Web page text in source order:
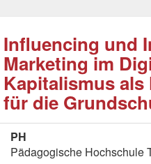
Influencing und
Marketing im
Kapitalismus
für die
PH
Pädagogische Hochschule